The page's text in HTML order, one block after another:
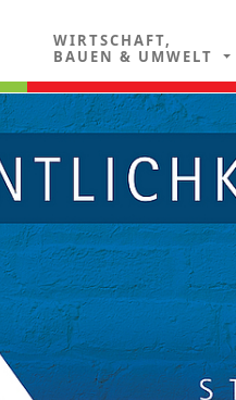
WIRTSCHAFT,
BAUEN & UMWELT